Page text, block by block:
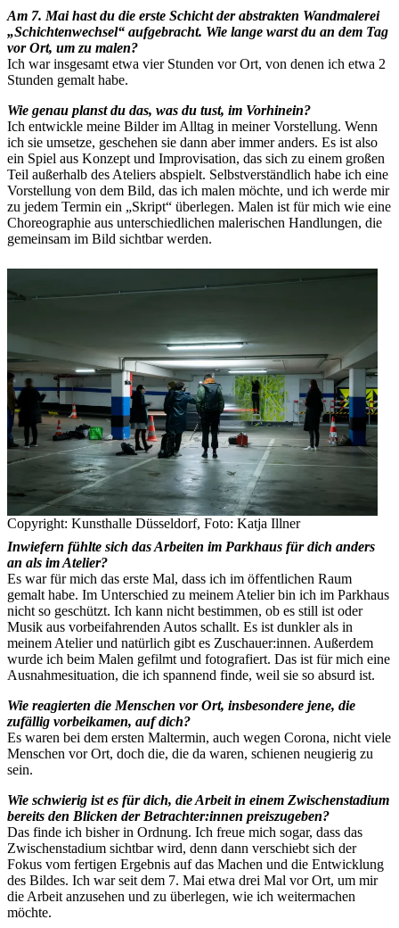
Am 7. Mai hast du die erste Schicht der abstrakten Wandmalerei
„Schichtenwechsel“ aufgebracht. Wie lange warst du an dem Tag
vor Ort, um zu malen?
Ich war insgesamt etwa vier Stunden vor Ort, von denen ich etwa 2
Stunden gemalt habe.
Wie genau planst du das, was du tust, im Vorhinein?
Ich entwickle meine Bilder im Alltag in meiner Vorstellung. Wenn
ich sie umsetze, geschehen sie dann aber immer anders. Es ist also
ein Spiel aus Konzept und Improvisation, das sich zu einem großen
Teil außerhalb des Ateliers abspielt. Selbstverständlich habe ich eine
Vorstellung von dem Bild, das ich malen möchte, und ich werde mir
zu jedem Termin ein „Skript“ überlegen. Malen ist für mich wie eine
Choreographie aus unterschiedlichen malerischen Handlungen, die
gemeinsam im Bild sichtbar werden.
Copyright: Kunsthalle Düsseldorf, Foto: Katja Illner
Inwiefern fühlte sich das Arbeiten im Parkhaus für dich anders
an als im Atelier?
Es war für mich das erste Mal, dass ich im öffentlichen Raum
gemalt habe. Im Unterschied zu meinem Atelier bin ich im Parkhaus
nicht so geschützt. Ich kann nicht bestimmen, ob es still ist oder
Musik aus vorbeifahrenden Autos schallt. Es ist dunkler als in
meinem Atelier und natürlich gibt es Zuschauer:innen. Außerdem
wurde ich beim Malen gefilmt und fotografiert. Das ist für mich eine
Ausnahmesituation, die ich spannend finde, weil sie so absurd ist.
Wie reagierten die Menschen vor Ort, insbesondere jene, die
zufällig vorbeikamen, auf dich?
Es waren bei dem ersten Maltermin, auch wegen Corona, nicht viele
Menschen vor Ort, doch die, die da waren, schienen neugierig zu
sein.
Wie schwierig ist es für dich, die Arbeit in einem Zwischenstadium
bereits den Blicken der Betrachter:innen preiszugeben?
Das finde ich bisher in Ordnung. Ich freue mich sogar, dass das
Zwischenstadium sichtbar wird, denn dann verschiebt sich der
Fokus vom fertigen Ergebnis auf das Machen und die Entwicklung
des Bildes. Ich war seit dem 7. Mai etwa drei Mal vor Ort, um mir
die Arbeit anzusehen und zu überlegen, wie ich weitermachen
möchte.